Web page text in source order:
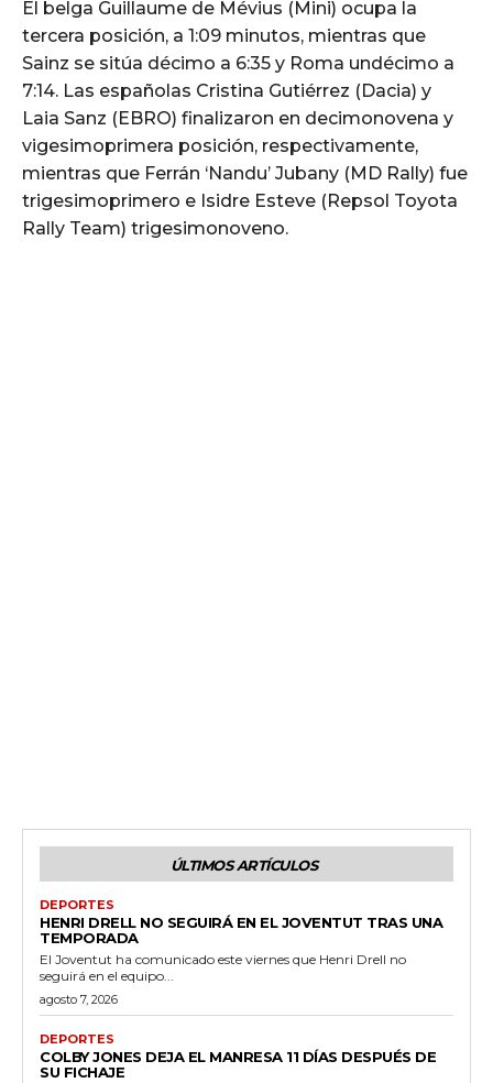
El belga Guillaume de Mévius (Mini) ocupa la
tercera posición, a 1:09 minutos, mientras que
Sainz se sitúa décimo a 6:35 y Roma undécimo a
7:14. Las españolas Cristina Gutiérrez (Dacia) y
Laia Sanz (EBRO) finalizaron en decimonovena y
vigesimoprimera posición, respectivamente,
mientras que Ferrán ‘Nandu’ Jubany (MD Rally) fue
trigesimoprimero e Isidre Esteve (Repsol Toyota
Rally Team) trigesimonoveno.
ÚLTIMOS ARTÍCULOS
DEPORTES
HENRI DRELL NO SEGUIRÁ EN EL JOVENTUT TRAS UNA
TEMPORADA
El Joventut ha comunicado este viernes que Henri Drell no
seguirá en el equipo...
agosto 7, 2026
DEPORTES
COLBY JONES DEJA EL MANRESA 11 DÍAS DESPUÉS DE
SU FICHAJE